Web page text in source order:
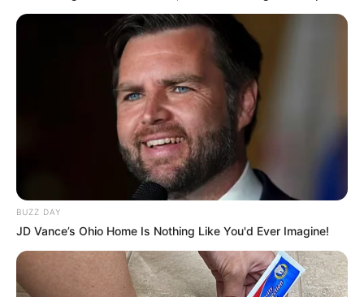
BUZZ DAY
JD Vance’s Ohio Home Is Nothing Like You'd Ever Imagine!